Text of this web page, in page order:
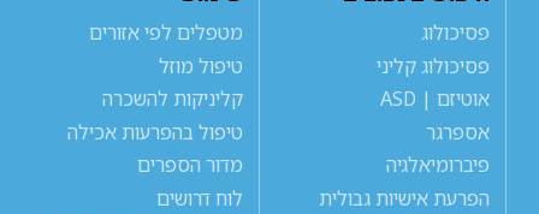
פסיכולוג
פסיכולוג קליני
אוטיזם | ASD
אספרגר
פיברומיאלגיה
הפרעת אישיות גבולית
מטפלים לפי אזורים
טיפול מוזל
קליניקות להשכרה
טיפול בהפרעות אכילה
מדור הספרים
לוח דרושים